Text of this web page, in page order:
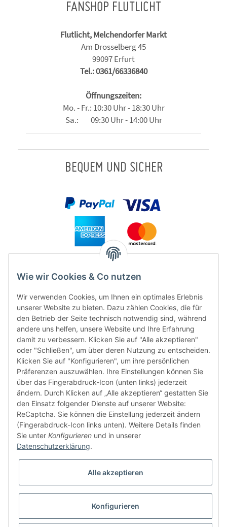
FANSHOP FLUTLICHT
Flutlicht, Melchendorfer Markt
Am Drosselberg 45
99097 Erfurt
Tel.: 0361/66336840
Öffnungszeiten:
Mo. - Fr.: 10:30 Uhr - 18:30 Uhr
Sa.: 09:30 Uhr - 14:00 Uhr
BEQUEM UND SICHER
FÜR EUCH UNTERWEGS
Vertrag widerrufen
* Alle Preise inkl. gesetzlicher USt., zzgl.
Wie wir Cookies & Co nutzen
Wir verwenden Cookies, um Ihnen ein optimales Erlebnis
unserer Website zu bieten. Dazu zählen Cookies, die für
den Betrieb der Seite technisch notwendig sind, während
andere uns helfen, unsere Website und Ihre Erfahrung
damit zu verbessern. Klicken Sie auf "Alle akzeptieren"
oder "Schließen", um über deren Nutzung zu entscheiden.
Klicken Sie auf "Konfigurieren", um ihre persönlichen
Präferenzen auszuwählen. Ihre Einstellungen können Sie
über das Fingerabdruck-Icon (unten links) jederzeit
ändern. Durch Klicken auf „Alle akzeptieren“ gestatten Sie
den Einsatz folgender Dienste auf unserer Website:
ReCaptcha. Sie können die Einstellung jederzeit ändern
(Fingerabdruck-Icon links unten). Weitere Details finden
Sie unter Konfigurieren und in unserer
Datenschutzerklärung.
Alle akzeptieren
Konfigurieren